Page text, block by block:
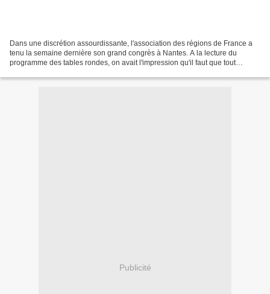
Dans une discrétion assourdissante, l'association des régions de France a
tenu la semaine dernière son grand congrès à Nantes. A la lecture du
programme des tables rondes, on avait l'impression qu'il faut que tout
Publicité